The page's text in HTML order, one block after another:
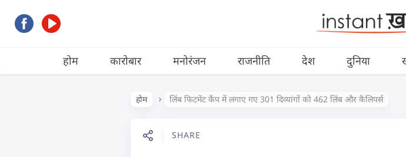
होम कारोबार मनोरंजन राजनीति देश दुनिया
होम लिंब फिटमेंट कैंप में लगाए गए 301 दिव्यांगों को 462 लिंब और कैलिपर्स
SHARE